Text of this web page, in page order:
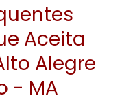
Aceita
Alegre
- MA